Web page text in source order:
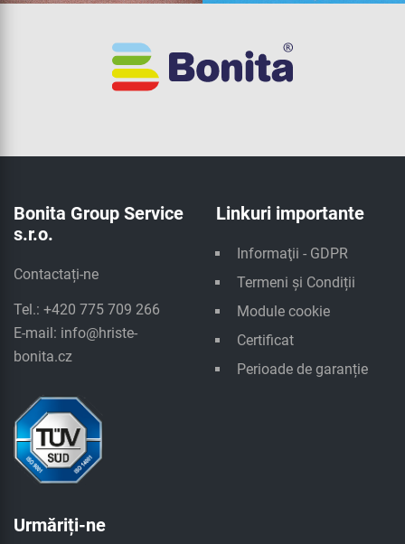
Bonita Group Service
s.r.o.
Contactați-ne
Tel.: +420 775 709 266
E-mail: info@hriste-
bonita.cz
Linkuri importante
Informaţii - GDPR
Termeni și Condiții
Module cookie
Certificat
Perioade de garanție
Urmăriți-ne